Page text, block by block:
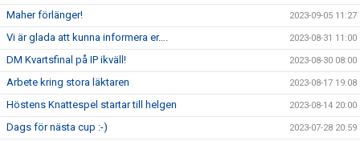
Maher förlänger! 2023-09-05 11:27
Vi är glada att kunna informera er…. 2023-08-31 11:00
DM Kvartsfinal på IP ikväll! 2023-08-30 08:00
Arbete kring stora läktaren 2023-08-17 19:08
Höstens Knattespel startar till helgen 2023-08-14 20:00
Dags för nästa cup :-) 2023-07-28 20:59